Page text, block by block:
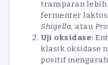
transparan lebih
fermenter
Shigella, atau
Uji oksidase:
klasik oksidase
positif